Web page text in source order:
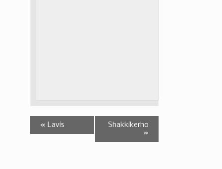
« Lavis
Shakkikerho
»